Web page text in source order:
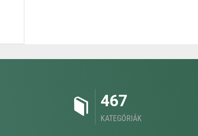
467
KATEGÓRIÁK